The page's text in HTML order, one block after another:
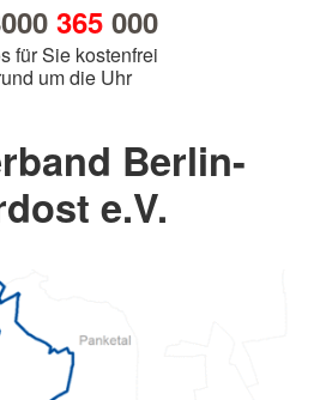
365000
für Sie kostenfrei
um die Uhr
Berlin-
e.V.